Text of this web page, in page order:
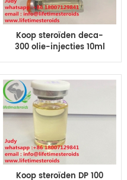
Koop steroïden deca-
300 olie-injecties 10ml
te koop
Koop steroïden DP 100